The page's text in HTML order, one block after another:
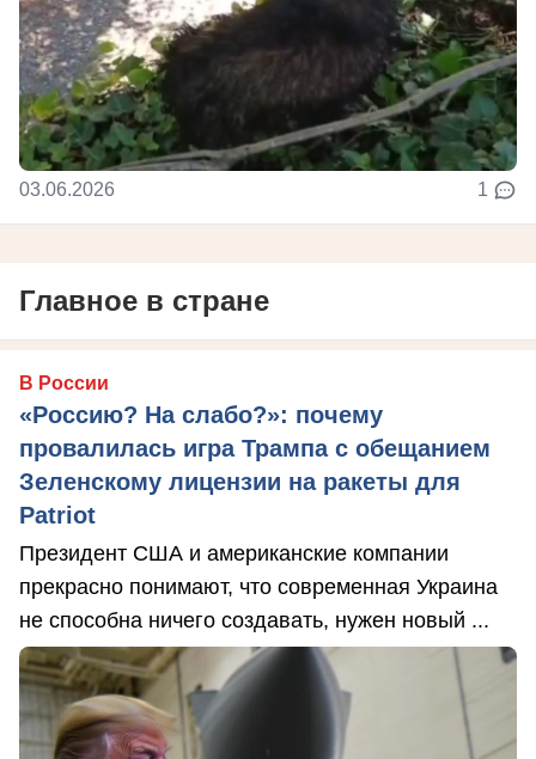
03.06.2026 1
Главное в стране
В России
«Россию? На слабо?»: почему
провалилась игра Трампа с обещанием
Зеленскому лицензии на ракеты для
Patriot
Президент США и американские компании
прекрасно понимают, что современная Украина
не способна ничего создавать, нужен новый ...